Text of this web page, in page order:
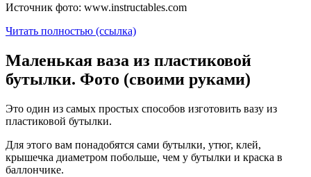
Источник фото: www.instructables.com
Читать полностью (ссылка)
Маленькая ваза из пластиковой
бутылки. Фото (своими руками)
Это один из самых простых способов изготовить вазу из
пластиковой бутылки.
Для этого вам понадобятся сами бутылки, утюг, клей,
крышечка диаметром побольше, чем у бутылки и краска в
баллончике.